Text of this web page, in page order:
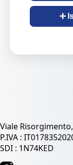
➕
Viale Risorgimento,
P.IVA :
SDI : 1N74KED